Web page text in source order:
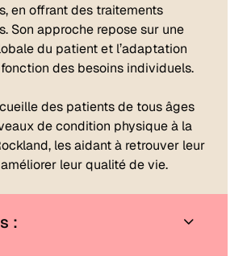
en offrant des traitements
Son approche repose sur une
du patient et l’adaptation
des besoins individuels.
des patients de tous âges
de condition physique à la
les aidant à retrouver leur
leur qualité de vie.
: